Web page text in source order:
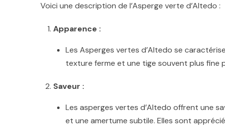
Voici une description de l’Asperge verte d’Altedo :
Apparence :
Les Asperges vertes d’Altedo se
texture ferme et une tige souvent plus fine
Saveur :
Les asperges vertes d’Altedo offrent une
et une amertume subtile. Elles sont